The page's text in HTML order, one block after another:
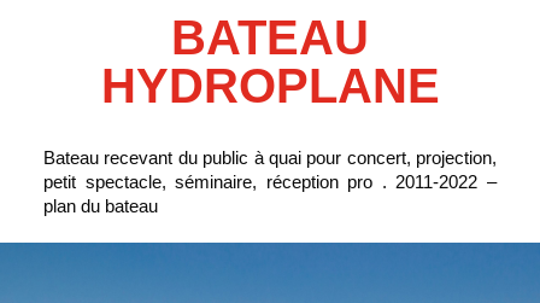
BATEAU
HYDROPLANE
Bateau recevant du public à quai pour concert, projection,
petit spectacle, séminaire, réception pro . 2011-2022 –
plan du bateau